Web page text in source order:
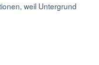
weil Untergrund